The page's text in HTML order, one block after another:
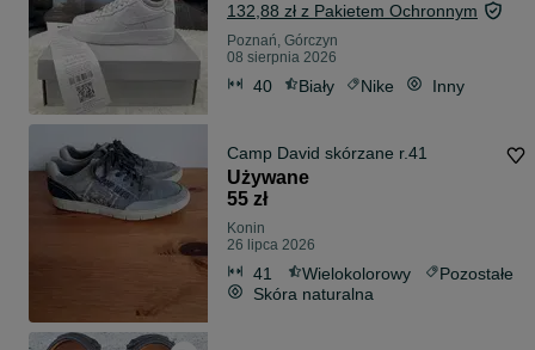
132,88 zł z Pakietem Ochronnym
Poznań, Górczyn
08 sierpnia 2026
40 Biały Nike Inny
Camp David skórzane r.41
Używane
55 zł
Konin
26 lipca 2026
41 Wielokolorowy
Pozostałe
Skóra naturalna